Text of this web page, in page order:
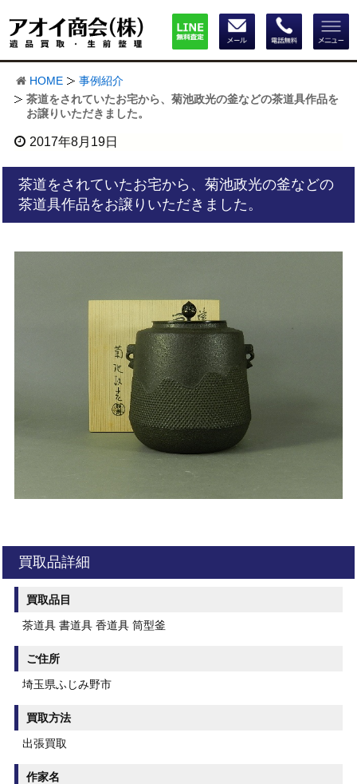
HOME
事例紹介
茶道をされていたお宅から、菊池政光の釜などの茶道具作品を
お譲りいただきました。
2017年8月19日
茶道をされていたお宅から、菊池政光の釜などの
茶道具作品をお譲りいただきました。
買取品詳細
買取品目
茶道具 書道具 香道具 筒型釜
ご住所
埼玉県ふじみ野市
買取方法
出張買取
作家名